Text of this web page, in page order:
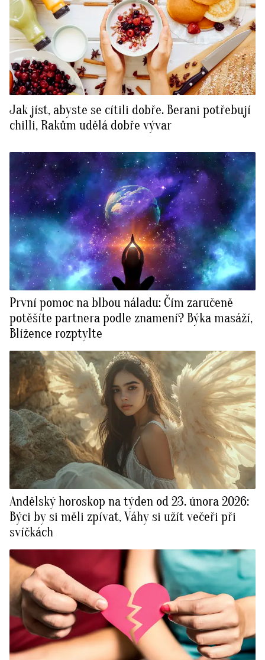
Jak jíst, abyste se cítili dobře. Berani potřebují
chilli, Rakům udělá dobře vývar
První pomoc na blbou náladu: Čím zaručeně
potěšíte partnera podle znamení? Býka masáží,
Blížence rozptylte
Andělský horoskop na týden od 23. února 2026:
Býci by si měli zpívat, Váhy si užít večeři při
svíčkách